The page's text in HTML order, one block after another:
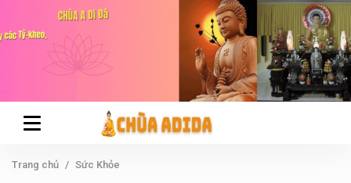
Trang chủ Sức Khỏe